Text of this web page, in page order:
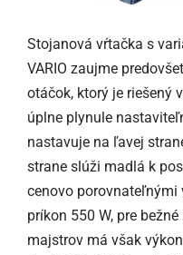
Stojanová vŕtačka s
VARIO zaujme
otáčok, ktorý je riešený
úplne plynule
nastavuje na ľavej
strane slúži madlá k
cenovo
príkon 550 W, pre
majstrov má však